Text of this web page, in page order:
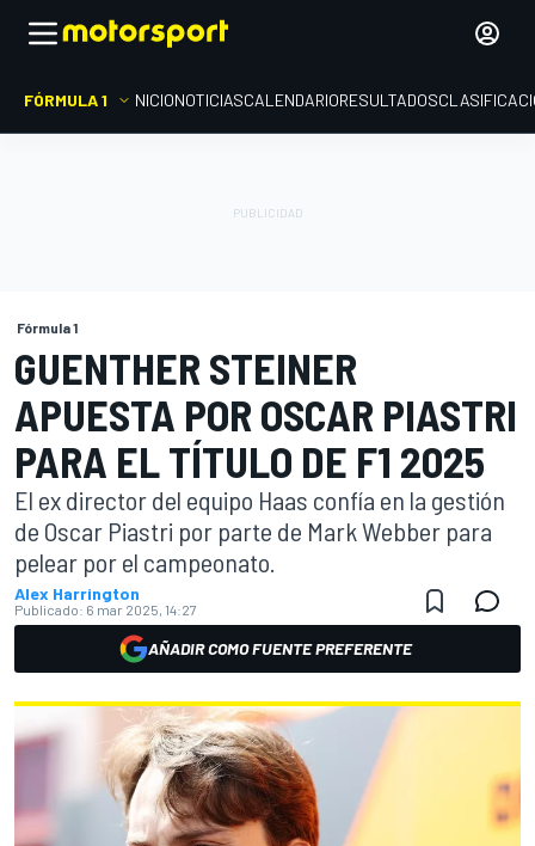
FÓRMULA 1 INICIONOTICIASCALENDARIORESULTADOS
Fórmula 1
GUENTHER STEINER
APUESTA POR OSCAR PIASTRI
PARA EL TÍTULO DE F1 2025
El ex director del equipo Haas confía en la gestión
de Oscar Piastri por parte de Mark Webber para
pelear por el campeonato.
Alex Harrington
Publicado: 6 mar 2025, 14:27
AÑADIR COMO FUENTE PREFERENTE